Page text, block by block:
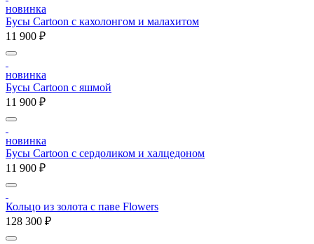
новинка
Бусы Cartoon с кахолонгом и малахитом
11 900 ₽
новинка
Бусы Cartoon с яшмой
11 900 ₽
новинка
Бусы Cartoon с сердоликом и халцедоном
11 900 ₽
Кольцо из золота с паве Flowers
128 300 ₽